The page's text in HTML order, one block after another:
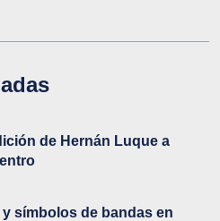
de Hernán Luque a
símbolos de bandas en